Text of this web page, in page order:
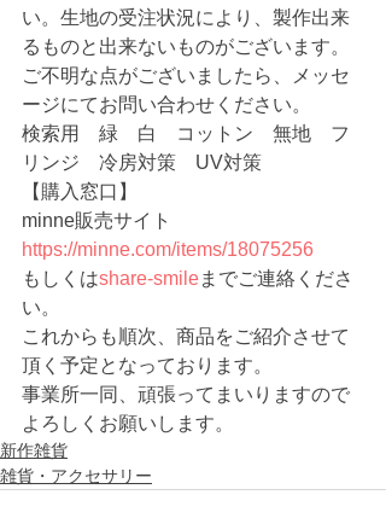
い。生地の受注状況により、製作出来
るものと出来ないものがございます。
ご不明な点がございましたら、メッセ
ージにてお問い合わせください。
検索用　緑　白　コットン　無地　フ
リンジ　冷房対策　UV対策
【購入窓口】
minne販売サイト
https://minne.com/items/18075256
もしくはshare-smileまでご連絡くださ
い。
これからも順次、商品をご紹介させて
頂く予定となっております。
事業所一同、頑張ってまいりますので
よろしくお願いします。
新作雑貨
雑貨・アクセサリー